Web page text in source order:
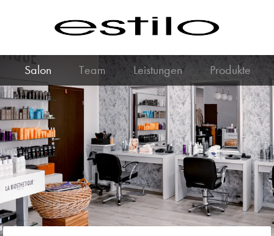
Salon Team Leistungen Produkte